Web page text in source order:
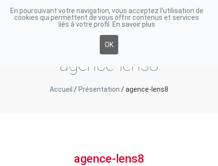
Toggle
agence-lens8
Accueil / Présentation /agence-lens8
agence-lens8
En poursuivant votre navigation, vous acceptez l’utilisation de
cookies qui permettent de vous offrir contenus et services
liés à votre profil.
En savoir plus
OK